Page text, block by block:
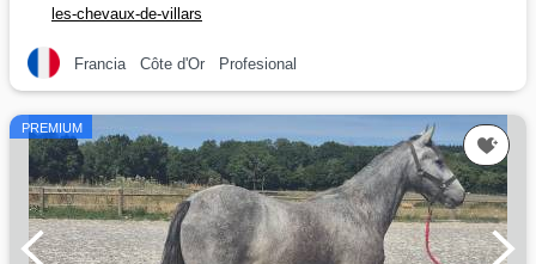
les-chevaux-de-villars
Francia Côte d'Or Profesional
PREMIUM